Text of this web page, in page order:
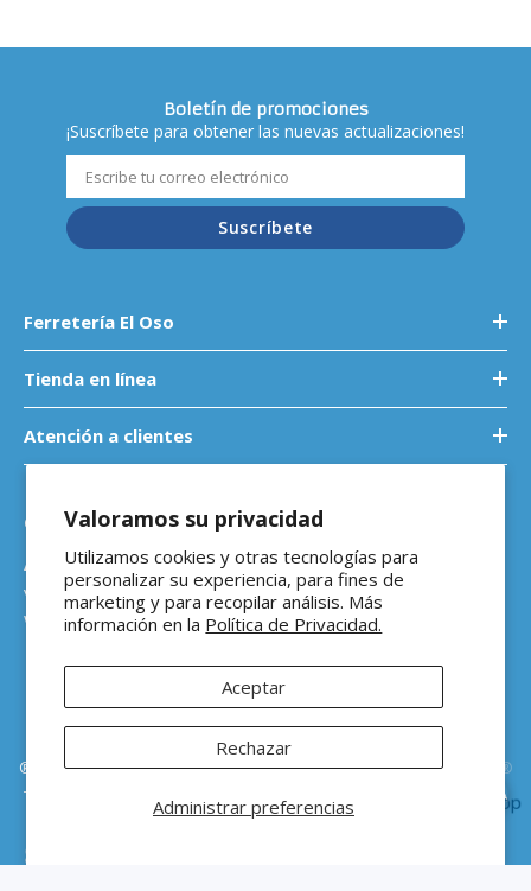
Valoramos su privacidad
Utilizamos cookies y otras tecnologías para
personalizar su experiencia, para fines de
marketing y para recopilar análisis. Más
información en la Política de Privacidad.
Administrar preferencias
Aceptar
Rechazar
Boletín de promociones
¡Suscríbete para obtener las nuevas actualizaciones!
Suscríbete
Ferretería El Oso
Tienda en línea
Atención a clientes
Contáctanos
Atención a empresas
ventasb2b@ferreteriaeloso.mx
WhatsApp: 464 205 4992
®Ferretería El Oso Todos los derechos reservados |Vitamina Online®
Todos los precios de venta sugeridos están en MXN ($) e incluyen IVA